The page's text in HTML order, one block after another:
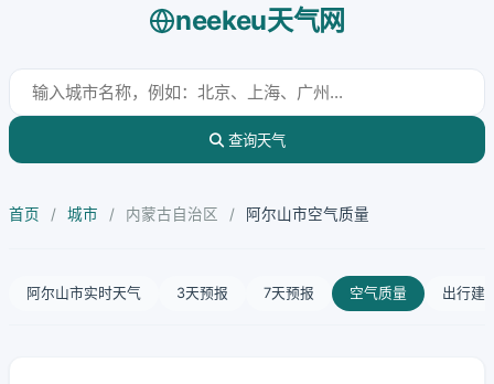
neekeu天气网
查询天气
首页 / 城市 / 内蒙古自治区 / 阿尔山市空气质量
阿尔山市实时天气 3天预报 7天预报 空气质量 出行建